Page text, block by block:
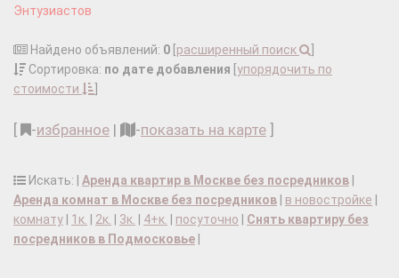
Энтузиастов
Найдено объявлений: 0 расширенный поиск
Сортировка: по дате добавления упорядочить по
стоимости
-избранное | -показать на карте
Искать: | Аренда квартир в Москве без посредников
Аренда комнат в Москве без посредников
в новостройке
комнату
1к. 2к. 3к. 4+к. посуточно
Снять квартиру без
посредников в Подмосковье